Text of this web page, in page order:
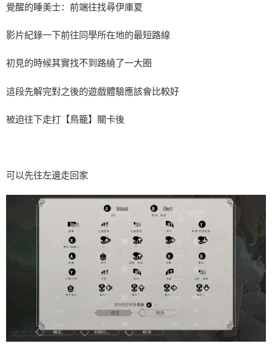
覺醒的睡美士：前端往找尋伊庫夏
影片紀錄一下前往同學所在地的最短路線
初見的時候其實找不到路繞了一大圈
這段先解完對之後的遊戲體驗應該會比較好
被迫往下走打【鳥籠】關卡後
可以先往左邊走回家